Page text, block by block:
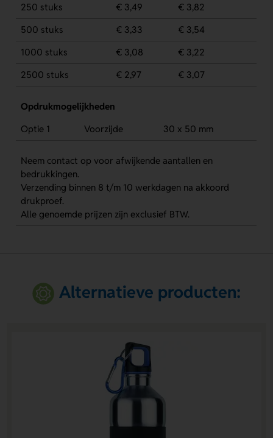
250 stuks
€ 3,49
€ 3,82
500 stuks
€ 3,33
€ 3,54
1000 stuks
€ 3,08
€ 3,22
2500 stuks
€ 2,97 € 3,07
Opdrukmogelijkheden
Optie 1
Voorzijde 30 x 50 mm
Neem contact op voor afwijkende aantallen en
bedrukkingen.
Verzending binnen 8 t/m 10 werkdagen na akkoord
drukproef.
Alle genoemde prijzen zijn exclusief BTW.
Alternatieve producten: